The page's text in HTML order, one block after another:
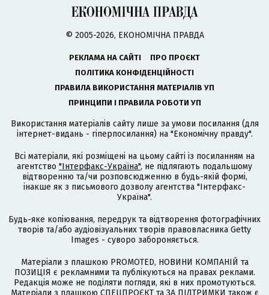
© 2005-2026, ЕКОНОМІЧНА ПРАВДА
РЕКЛАМА НА САЙТІ
ПРО ПРОЄКТ
ПОЛІТИКА КОНФІДЕНЦІЙНОСТІ
ПРАВИЛА ВИКОРИСТАННЯ МАТЕРІАЛІВ УП
ПРИНЦИПИ І ПРАВИЛА РОБОТИ УП
Використання матеріалів сайту лише за умови посилання (для
інтернет-видань - гіперпосилання) на "Економічну правду".
Всі матеріали, які розміщені на цьому сайті із посиланням на
агентство "Інтерфакс-Україна", не підлягають подальшому
відтворенню та/чи розповсюдженню в будь-якій формі,
інакше як з письмового дозволу агентства "Інтерфакс-
Україна".
Будь-яке копіювання, передрук та відтворення фотографічних
творів та/або аудіовізуальних творів правовласника Getty
Images - суворо забороняється.
Матеріали з плашкою PROMOTED, НОВИНИ КОМПАНІЙ та
ПОЗИЦІЯ є рекламними та публікуються на правах реклами.
Редакція може не поділяти погляди, які в них промотуються.